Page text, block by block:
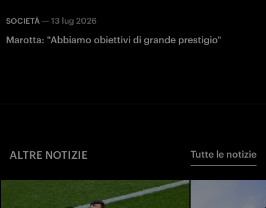
SOCIETÀ — 13 lug 2026
Marotta: "Abbiamo obiettivi di grande prestigio"
ALTRE NOTIZIE Tutte le notizie